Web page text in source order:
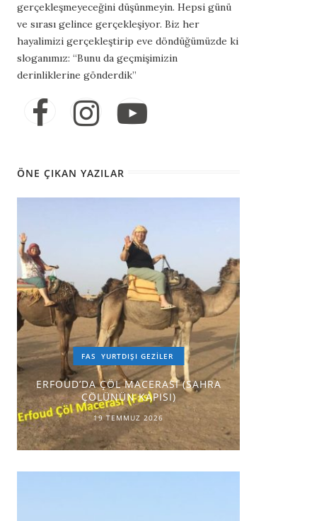
gerçekleşmeyeceğini düşünmeyin. Hepsi günü
ve sırası gelince gerçekleşiyor. Biz her
hayalimizi gerçekleştirip eve döndüğümüzde ki
sloganımız: “Bunu da geçmişimizin
derinliklerine gönderdik”
ÖNE ÇIKAN YAZILAR
FAS YURTDIŞI GEZILER
ERFOUD’DA ÇÖL MACERASI (SAHRA
ÇÖLÜNÜN KAPISI)
19 TEMMUZ 2026